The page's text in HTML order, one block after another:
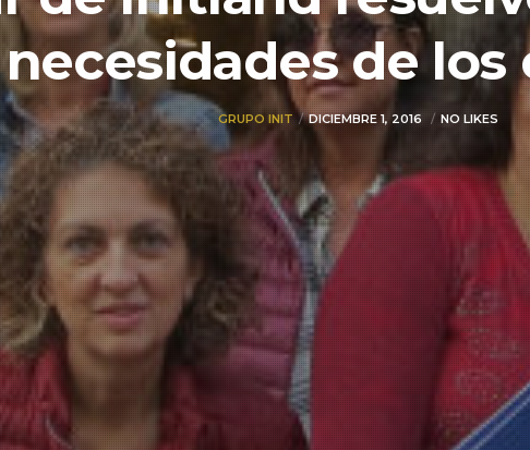
de
GRUPO INIT DICIEMBRE 1, 2016 NO LIKES